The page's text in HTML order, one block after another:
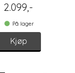
2.099,-
På lager
Kjøp